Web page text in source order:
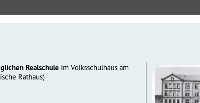
Realschule im Volksschulhaus am
Rathaus)